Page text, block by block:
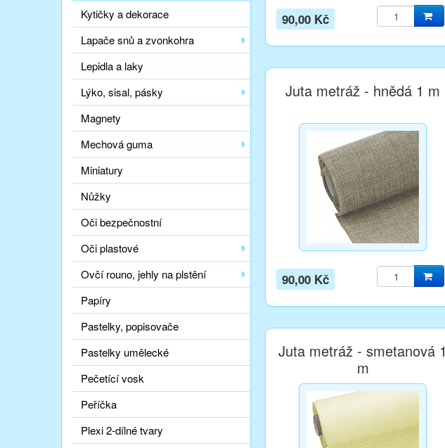
Kytičky a dekorace
Lapače snů a zvonkohra
Lepidla a laky
Lýko, sisal, pásky
Magnety
Mechová guma
Miniatury
Nůžky
Oči bezpečnostní
Oči plastové
Ovčí rouno, jehly na plstění
Papíry
Pastelky, popisovače
Pastelky umělecké
Pečetící vosk
Peříčka
Plexi 2-dílné tvary
90,00 Kč
Juta metráž - hnědá 1 m
90,00 Kč
Juta metráž - smetanová 1
m